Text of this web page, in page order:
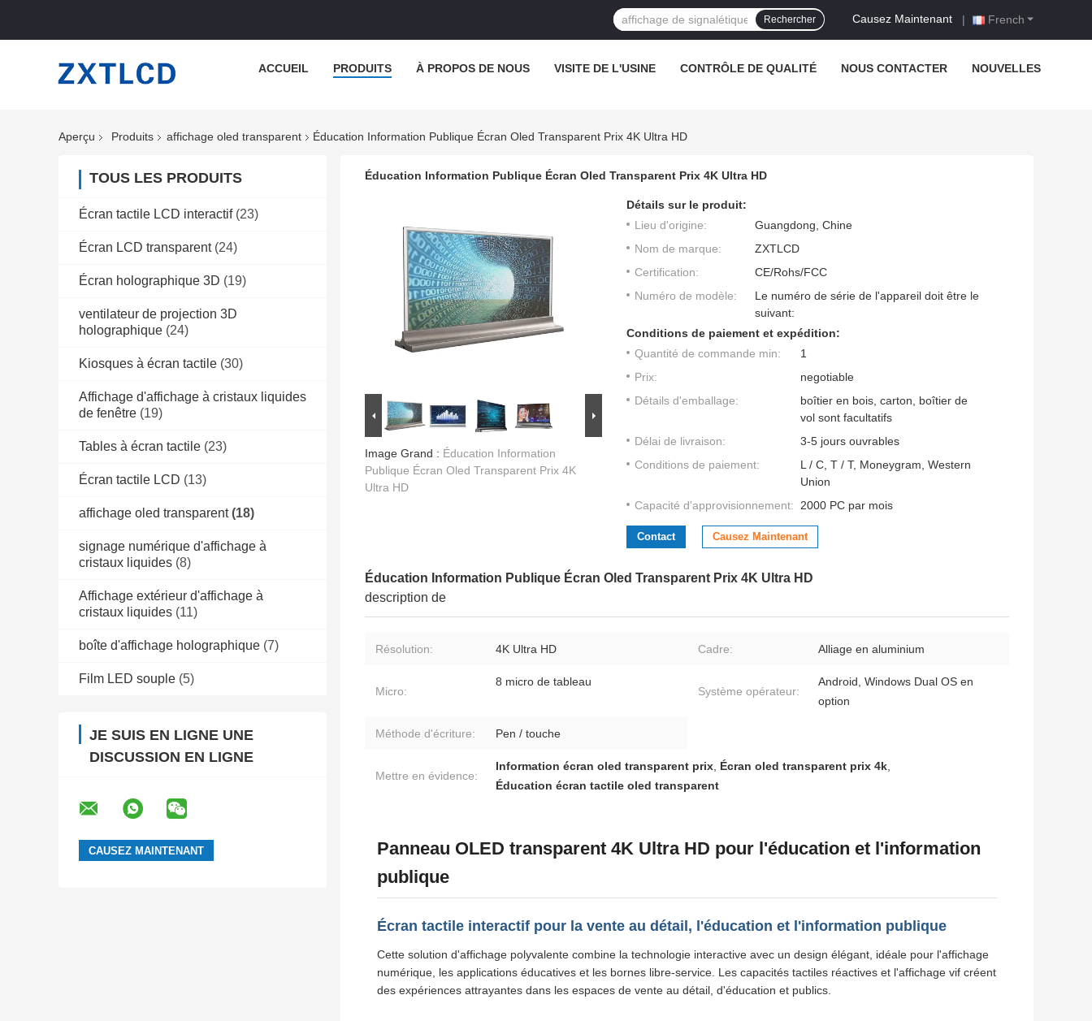
French
Causez Maintenant |
Rechercher
ACCUEIL PRODUITS À PROPOS DE NOUS VISITE DE L'USINE CONTRÔLE DE QUALITÉ NOUS CONTACTER NOUVELLES
Aperçu Produits affichage oled transparent Éducation Information Publique Écran Oled Transparent Prix 4K Ultra HD
TOUS LES PRODUITS
Écran tactile LCD interactif (23)
Écran LCD transparent (24)
Écran holographique 3D (19)
ventilateur de projection 3D
holographique (24)
Kiosques à écran tactile (30)
Affichage d'affichage à cristaux liquides
de fenêtre (19)
Tables à écran tactile (23)
Écran tactile LCD (13)
affichage oled transparent (18)
signage numérique d'affichage à
cristaux liquides (8)
Affichage extérieur d'affichage à
cristaux liquides (11)
boîte d'affichage holographique (7)
Film LED souple (5)
JE SUIS EN LIGNE UNE
DISCUSSION EN LIGNE
Éducation Information Publique Écran Oled Transparent Prix 4K Ultra HD
Image Grand : Éducation Information
Publique Écran Oled Transparent Prix 4K
Ultra HD
Détails sur le produit:
Lieu d'origine:
Guangdong, Chine
Nom de marque:
ZXTLCD
Certification:
CE/Rohs/FCC
Numéro de modèle:
Le numéro de série de l'appareil doit être le
suivant:
Conditions de paiement et expédition:
Quantité de commande min:
1
Prix:
negotiable
Détails d'emballage:
boîtier en bois, carton, boîtier de
vol sont facultatifs
Délai de livraison:
3-5 jours ouvrables
Conditions de paiement:
L / C, T / T, Moneygram, Western
Union
Capacité d'approvisionnement: 2000 PC par mois
Contact Causez Maintenant
Éducation Information Publique Écran Oled Transparent Prix 4K Ultra HD
description de
Résolution: 4K Ultra HD Cadre: Alliage en aluminium
Micro:
8 micro de tableau
Système opérateur:
Android, Windows Dual OS en
option
Méthode d'écriture: Pen / touche
Mettre en évidence:
Information écran oled transparent prix, Écran oled transparent prix 4k,
Éducation écran tactile oled transparent
Panneau OLED transparent 4K Ultra HD pour l'éducation et l'information
publique
Écran tactile interactif pour la vente au détail, l'éducation et l'information publique
Cette solution d'affichage polyvalente combine la technologie interactive avec un design élégant, idéale pour l'affichage
numérique, les applications éducatives et les bornes libre-service. Les capacités tactiles réactives et l'affichage vif créent
des expériences attrayantes dans les espaces de vente au détail, d'éducation et publics.